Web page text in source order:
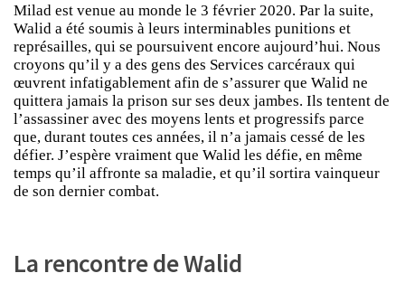
Milad est venue au monde le 3 février 2020. Par la suite,
Walid a été soumis à leurs interminables punitions et
représailles, qui se poursuivent encore aujourd’hui. Nous
croyons qu’il y a des gens des Services carcéraux qui
œuvrent infatigablement afin de s’assurer que Walid ne
quittera jamais la prison sur ses deux jambes. Ils tentent de
l’assassiner avec des moyens lents et progressifs parce
que, durant toutes ces années, il n’a jamais cessé de les
défier. J’espère vraiment que Walid les défie, en même
temps qu’il affronte sa maladie, et qu’il sortira vainqueur
de son dernier combat.
La rencontre de Walid